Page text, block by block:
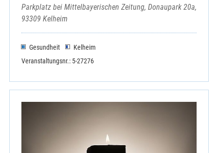
Parkplatz bei Mittelbayerischen Zeitung, Donaupark 20a,
93309 Kelheim
Gesundheit
Kelheim
Veranstaltungsnr.: 5-27276